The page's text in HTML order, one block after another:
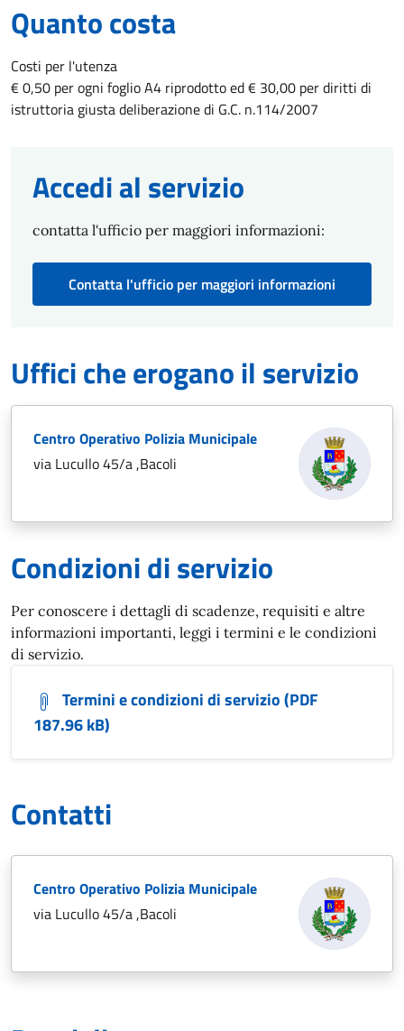
Quanto costa
Costi per l'utenza
€ 0,50 per ogni foglio A4 riprodotto ed € 30,00 per diritti di
istruttoria giusta deliberazione di G.C. n.114/2007
Accedi al servizio
contatta l'ufficio per maggiori informazioni:
Contatta l'ufficio per maggiori informazioni
Uffici che erogano il servizio
Centro Operativo Polizia Municipale
via Lucullo 45/a ,Bacoli
Condizioni di servizio
Per conoscere i dettagli di scadenze, requisiti e altre
informazioni importanti, leggi i termini e le condizioni
di servizio.
Termini e condizioni di servizio (PDF
187.96 kB)
Contatti
Centro Operativo Polizia Municipale
via Lucullo 45/a ,Bacoli